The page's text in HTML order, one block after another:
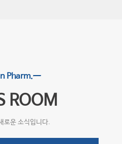
Pharm.
ROOM
로운 소식입니다.